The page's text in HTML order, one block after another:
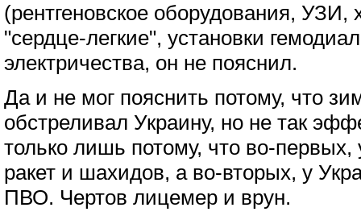
(рентгеновское оборудования, УЗИ,
"сердце-легкие", установки
электричества, он не пояснил.
Да и не мог пояснить потому, что
обстреливал Украину, но не так
только лишь потому, что во-
ракет и шахидов, а во-вторых, у
ПВО. Чертов лицемер и врун.